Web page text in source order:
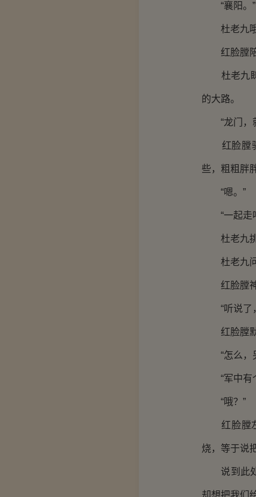
“襄阳。”
杜老九哦
红脸膛陪
杜老九眯
的大路。
“龙门，
红脸膛骑
些，粗粗胖
“嗯。”
“一起走
杜老九挑
杜老九问
红脸膛神
“听说了
红脸膛默
“怎么，
“军中有个
“哦？”
红脸膛左
烧，等于说
说到此处
却想把我们